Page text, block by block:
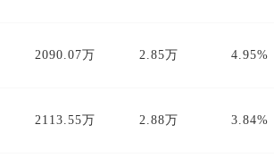
2090.07万 2.85万 4.95%
2113.55万 2.88万 3.84%